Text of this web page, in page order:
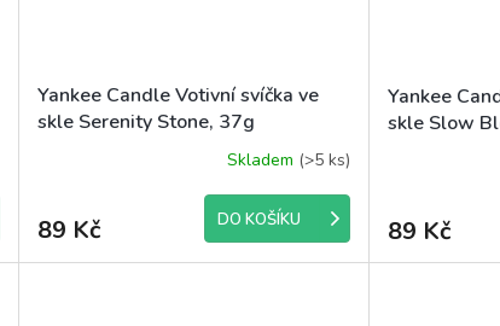
Yankee Candle Votivní svíčka ve
skle Serenity Stone, 37g
Skladem (>5 ks)
89 Kč DO KOŠÍKU
Yankee
skle Slow
89 Kč